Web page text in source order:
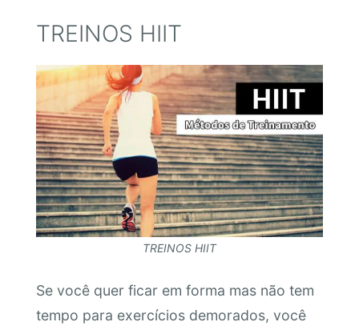
TREINOS HIIT
TREINOS HIIT
Se você quer ficar em forma mas não tem
tempo para exercícios demorados, você